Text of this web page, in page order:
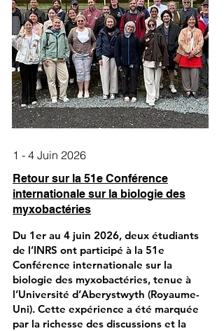
1 - 4 Juin 2026
Retour sur la 51e Conférence
internationale sur la biologie des
myxobactéries
Du 1er au 4 juin 2026, deux étudiants
de l’INRS ont participé à la 51e
Conférence internationale sur la
biologie des myxobactéries, tenue à
l’Université d’Aberystwyth (Royaume-
Uni). Cette expérience a été marquée
par la richesse des discussions et la